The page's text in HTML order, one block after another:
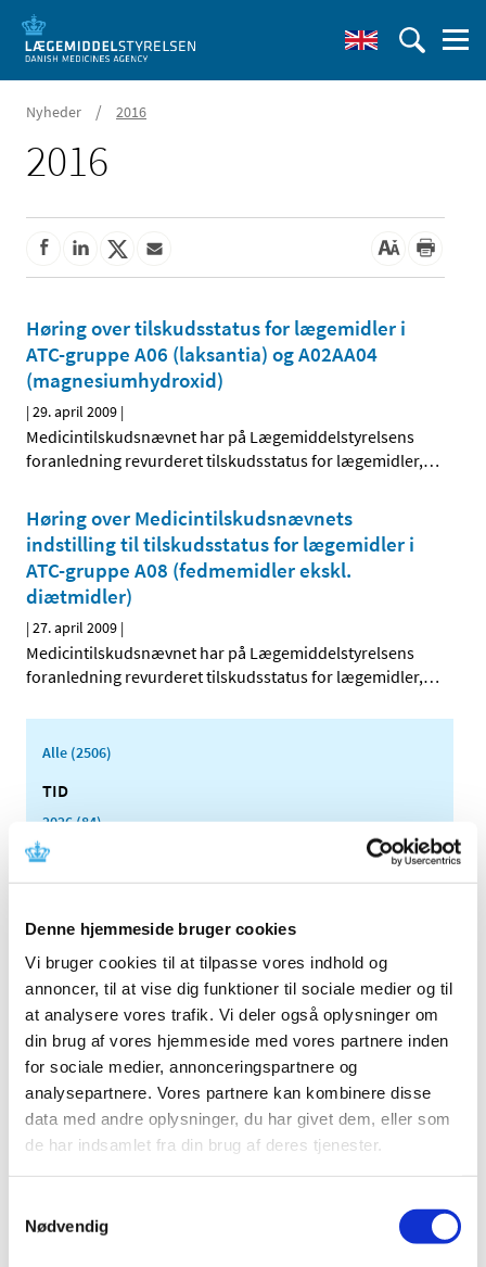
Denne hjemmeside bruger cookies
Vi bruger cookies til at tilpasse vores indhold og
annoncer, til at vise dig funktioner til sociale medier og til
at analysere vores trafik. Vi deler også oplysninger om
din brug af vores hjemmeside med vores partnere inden
for sociale medier, annonceringspartnere og
analysepartnere. Vores partnere kan kombinere disse
data med andre oplysninger, du har givet dem, eller som
de har indsamlet fra din brug af deres tjenester.
Nødvendig
Nyheder / 2016
2016
Høring over tilskudsstatus for lægemidler i
ATC-gruppe A06 (laksantia) og A02AA04
(magnesiumhydroxid)
|29. april 2009 |
Medicintilskudsnævnet har på Lægemiddelstyrelsens
foranledning revurderet tilskudsstatus for lægemidler,…
Høring over Medicintilskudsnævnets
indstilling til tilskudsstatus for lægemidler i
ATC-gruppe A08 (fedmemidler ekskl.
diætmidler)
|27. april 2009 |
Medicintilskudsnævnet har på Lægemiddelstyrelsens
foranledning revurderet tilskudsstatus for lægemidler,…
Alle (2506)
TID
2026 (84)
2025 (158)
2024 (224)
2022 (197)
2021 (516)
2020 (263)
2019 (159)
2018 (150)
2017 (167)
2016 (167)
2015 (33)
2013 (49)